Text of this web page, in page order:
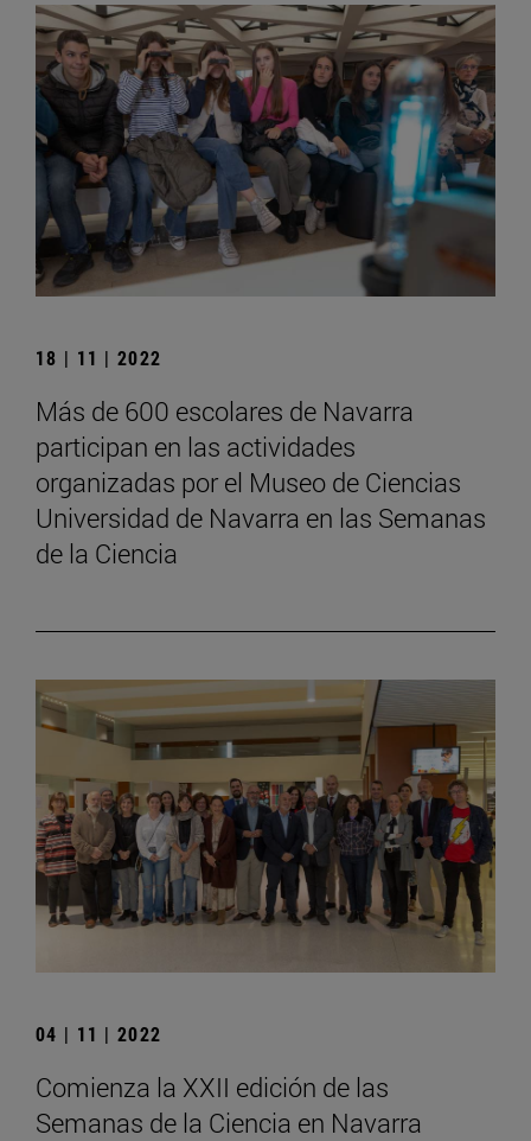
18 | 11 | 2022
Más de 600 escolares de Navarra
participan en las actividades
organizadas por el Museo de Ciencias
Universidad de Navarra en las Semanas
de la Ciencia
04 | 11 | 2022
Comienza la XXII edición de las
Semanas de la Ciencia en Navarra